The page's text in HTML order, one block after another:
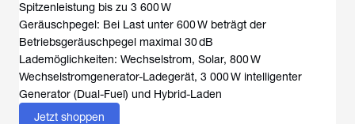
Spitzenleistung bis zu 3 600 W
Geräuschpegel: Bei Last unter 600 W beträgt der
Betriebsgeräuschpegel maximal 30 dB
Lademöglichkeiten: Wechselstrom, Solar, 800 W
Wechselstromgenerator-Ladegerät, 3 000 W intelligenter
Generator (Dual-Fuel) und Hybrid-Laden
Jetzt shoppen